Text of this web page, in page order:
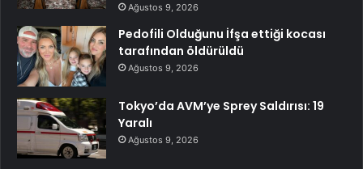
Ağustos 9, 2026
Pedofili Olduğunu İfşa ettiği kocası
tarafından öldürüldü
Ağustos 9, 2026
Tokyo’da AVM’ye Sprey Saldırısı: 19
Yaralı
Ağustos 9, 2026